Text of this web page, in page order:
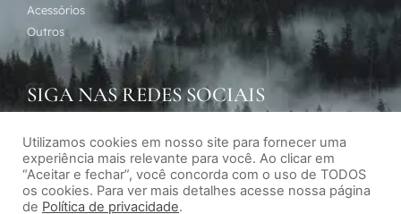
Acessórios
Outros
SIGA NAS REDES SOCIAIS
Utilizamos cookies em nosso site para fornecer uma
experiência mais relevante para você. Ao clicar em
“Aceitar e fechar”, você concorda com o uso de TODOS
os cookies. Para ver mais detalhes acesse nossa página
de Política de privacidade.